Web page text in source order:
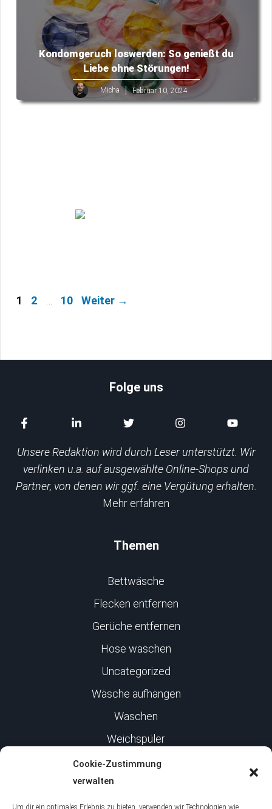
Cookie-Zustimmung
verwalten
Um dir ein optimales Erlebnis zu bieten, verwenden wir Technologien wie
Kondomgeruch loswerden: So genießt du
Liebe ohne Störungen!
Micha Februar 10, 2024
Seite
1 Seite
2 Seite
10 Weiter →
Folge uns
Unsere Redaktion wird durch Leser unterstützt. Wir
verlinken u.a. auf ausgewählte Online-Shops und
Partner, von denen wir ggf. eine Vergütung erhalten.
Mehr erfahren
Themen
Bettwäsche
Flecken entfernen
Gerüche entfernen
Hose waschen
Uncategorized
Wäsche aufhängen
Waschen
Weichspüler